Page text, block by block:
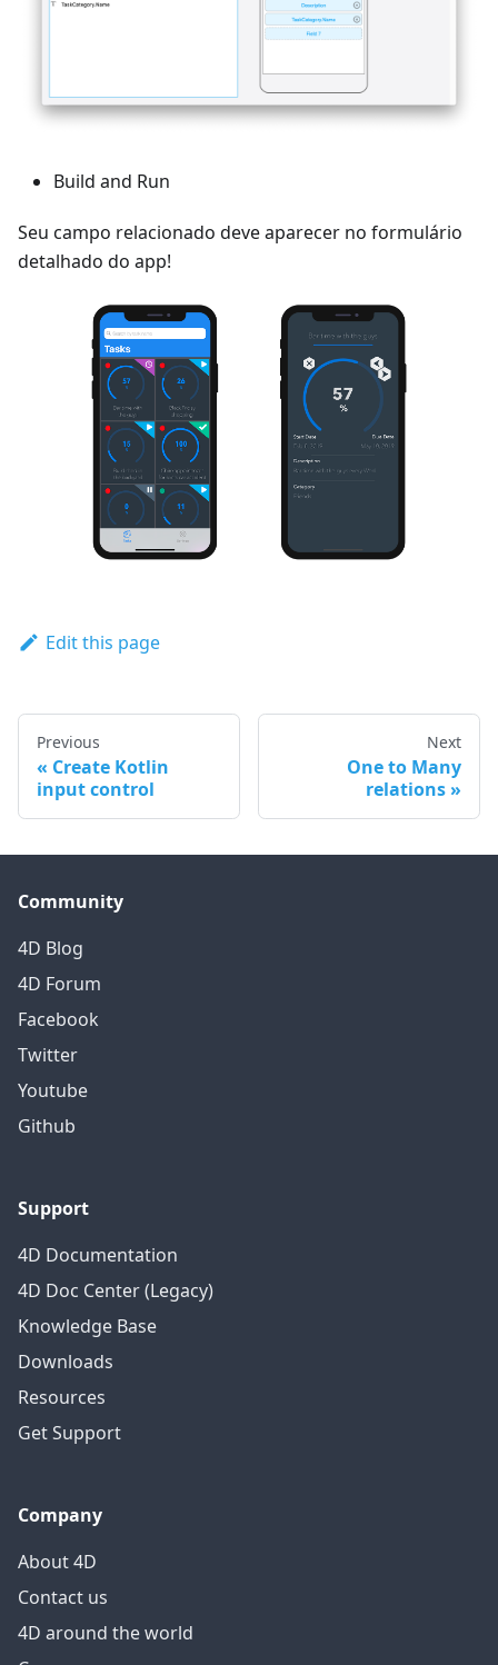
Build and Run
Seu campo relacionado deve aparecer no formulário
detalhado do app!
Edit this page
Previous
Create Kotlin
input control
Next
One to Many
relations
Community
4D Blog
4D Forum
Facebook
Twitter
Youtube
Github
Support
4D Documentation
4D Doc Center (Legacy)
Knowledge Base
Downloads
Resources
Get Support
Company
About 4D
Contact us
4D around the world